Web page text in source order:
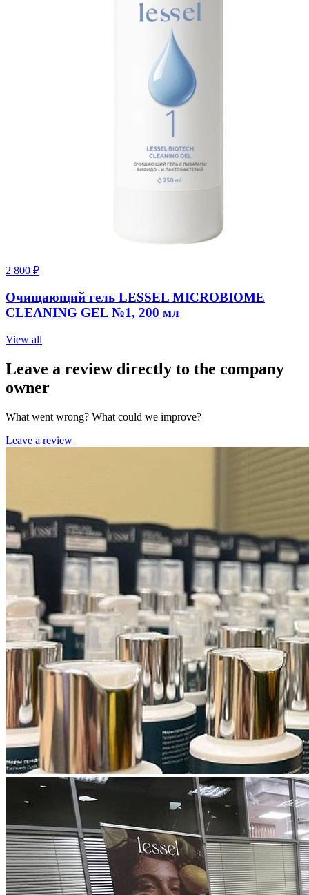
2 800 ₽
Очищающий гель LESSEL MICROBIOME
CLEANING GEL №1, 200 мл
View all
Leave a review directly to the company
owner
What went wrong? What could we improve?
Leave a review